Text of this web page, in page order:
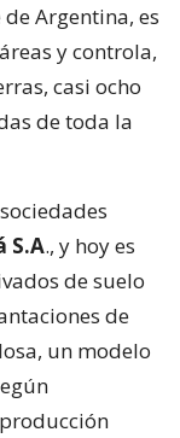
Argentina, es
y controla,
casi ocho
de toda la
S.A., y hoy es
de suelo
de
un modelo